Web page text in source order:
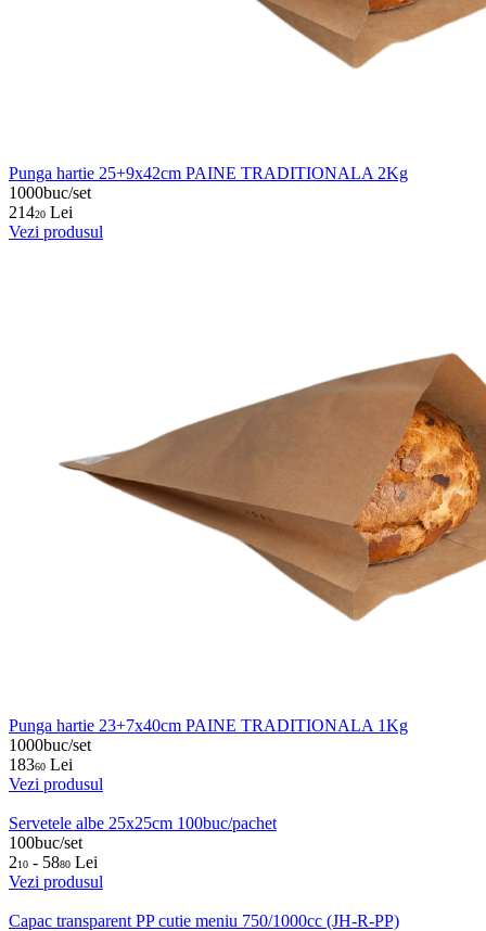
Punga hartie 25+9x42cm PAINE TRADITIONALA 2Kg
1000buc/set
21420 Lei
Vezi produsul
Punga hartie 23+7x40cm PAINE TRADITIONALA 1Kg
1000buc/set
18360 Lei
Vezi produsul
Servetele albe 25x25cm 100buc/pachet
100buc/set
210 - 5880 Lei
Vezi produsul
Capac transparent PP cutie meniu 750/1000cc (JH-R-PP)